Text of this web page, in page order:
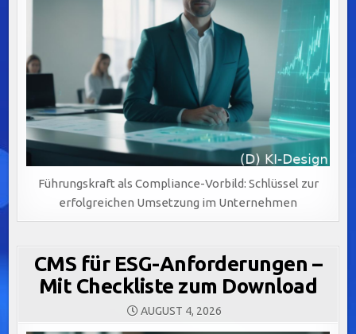
Führungskraft als Compliance-Vorbild: Schlüssel zur
erfolgreichen Umsetzung im Unternehmen
CMS für ESG-Anforderungen –
Mit Checkliste zum Download
AUGUST 4, 2026